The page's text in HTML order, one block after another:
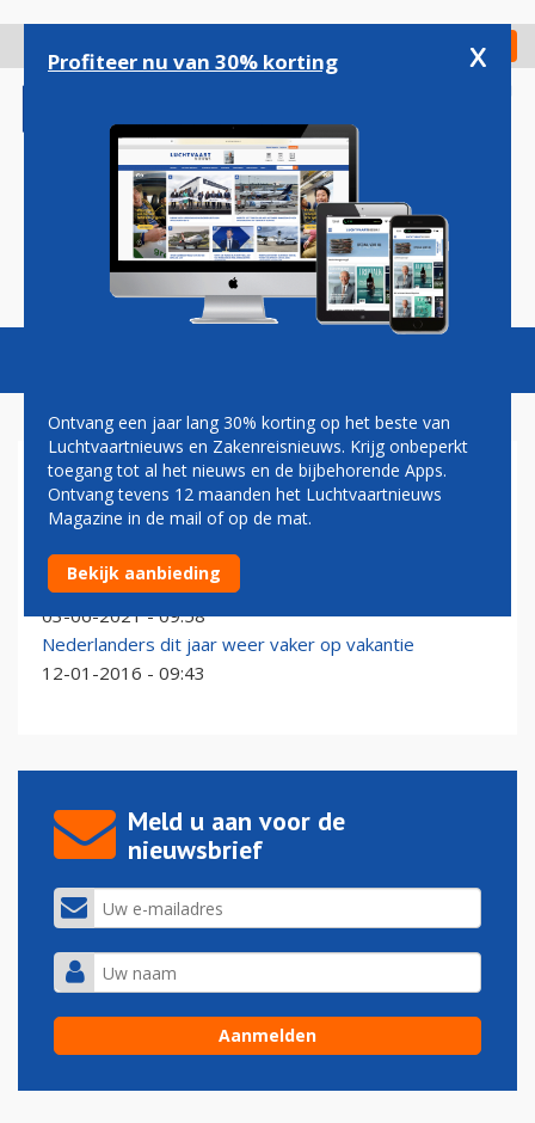
gaan
Check in
Magazine Podcasts Vacatures
VAKANTIES
Pilotenvakbond VNV wil realistische reisadviezen
vakantiebestemmingen
03-06-2021 - 09:58
Nederlanders dit jaar weer vaker op vakantie
12-01-2016 - 09:43
Meld u aan voor de
nieuwsbrief
Profiteer nu van 30% korting x
Ontvang een jaar lang 30% korting op het beste van
Luchtvaartnieuws en Zakenreisnieuws. Krijg onbeperkt
toegang tot al het nieuws en de bijbehorende Apps.
Ontvang tevens 12 maanden het Luchtvaartnieuws
Magazine in de mail of op de mat.
Bekijk aanbieding